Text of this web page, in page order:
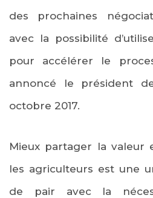
des prochaines
avec la possibilité
pour accélérer le
annoncé le président
octobre 2017.
Mieux partager la valeur
les agriculteurs est une
de pair avec la